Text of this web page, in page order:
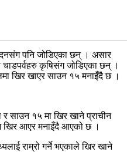
पनि जोडिएका छन् । असार
कृषिसंग जोडिएका छन् ।
खिर खाएर साउन १५ मनाइँदै छ ।
साउन १५ मा खिर खाने प्राचीन
खिर आएर मनाइँदै आएको छ ।
राम्रो गर्ने भएकाले खिर खाने